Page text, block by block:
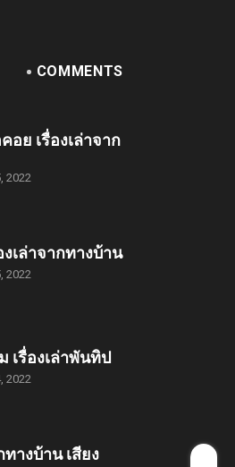
COMMENTS
อย เรื่องเล่าจาก
2022
งเล่าจากทางบ้าน
2022
เรื่องเล่าพันทิป
2022
ทางบ้าน เสียง